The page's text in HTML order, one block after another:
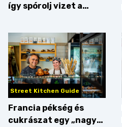
így spórolj vizet a
Street Kitchen Guide
Francia pékség és
cukrászat egy „nagy